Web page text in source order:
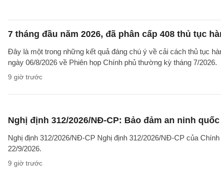
7 tháng đầu năm 2026, đã phân cấp 408 thủ tục
Đây là một trong những kết quả đáng chú ý về cải cách thủ tục
ngày 06/8/2026 về Phiên họp Chính phủ thường kỳ tháng 7/2026.
9 giờ trước
Nghị định 312/2026/NĐ-CP: Bảo đảm an ninh
Nghị định 312/2026/NĐ-CP Nghị định 312/2026/NĐ-CP của
22/9/2026.
9 giờ trước